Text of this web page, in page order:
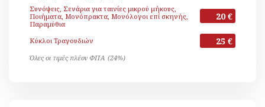
Συνόψεις, Σενάρια για ταινίες μικρού μήκους,
Ποιήματα, Μονόπρακτα, Μονόλογοι επί σκηνής,
Παραμύθια
20 €
Κύκλοι Τραγουδιών 25 €
Όλες οι τιμές πλέον ΦΠΑ (24%)